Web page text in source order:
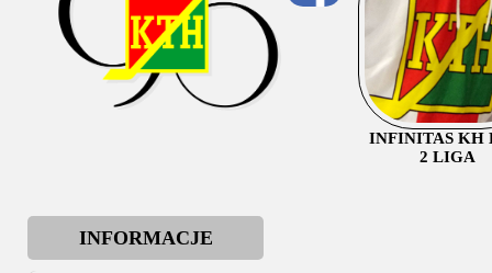
INFINITAS KH
2 LIGA
INFORMACJE